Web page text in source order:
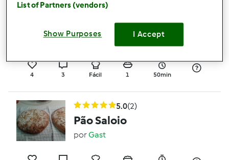
PÃO RUSTICO
porGast
4 3 Fácil 1 50min
5.0(2)
Pão Saloio
porGast
List of Partners (vendors)
Show Purposes I Accept